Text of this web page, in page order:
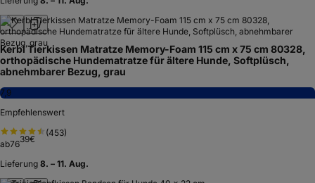
Kerbl Tierkissen Matratze Memory-Foam 115 cm x 75 cm 80328,
orthopädische Hundematratze für ältere Hunde, Softplüsch,
abnehmbarer Bezug, grau
7,9
Empfehlenswert
(453)
ab7639€
Lieferung 8. – 11. Aug.